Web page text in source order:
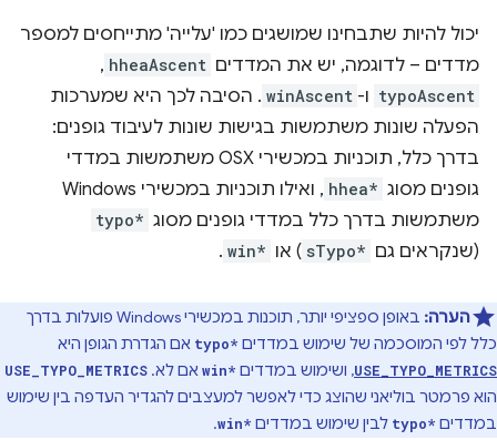
יכול להיות שתבחינו שמושגים כמו 'עלייה' מתייחסים למספר
מדדים – לדוגמה, יש את המדדים hheaAscent
,‏
typoAscent ו- winAscent . הסיבה לכך היא שמערכות
הפעלה שונות משתמשות בגישות שונות לעיבוד גופנים:
בדרך כלל, תוכניות במכשירי OSX משתמשות במדדי
גופנים מסוג hhea*
, ואילו תוכניות במכשירי Windows
משתמשות בדרך כלל במדדי גופנים מסוג typo*
(שנקראים גם sTypo* ) או win*
.
הערה:
באופן ספציפי יותר, תוכנות במכשירי Windows פועלות בדרך
כלל לפי המוסכמה של שימוש במדדים typo* אם הגדרת הגופן היא
USE_TYPO_METRICS, ושימוש במדדים win*אם לא. USE_TYPO_METRICS
הוא פרמטר בוליאני שהוצג כדי לאפשר למעצבים להגדיר העדפה בין שימוש
במדדים typo* לבין שימוש במדדים win*
.